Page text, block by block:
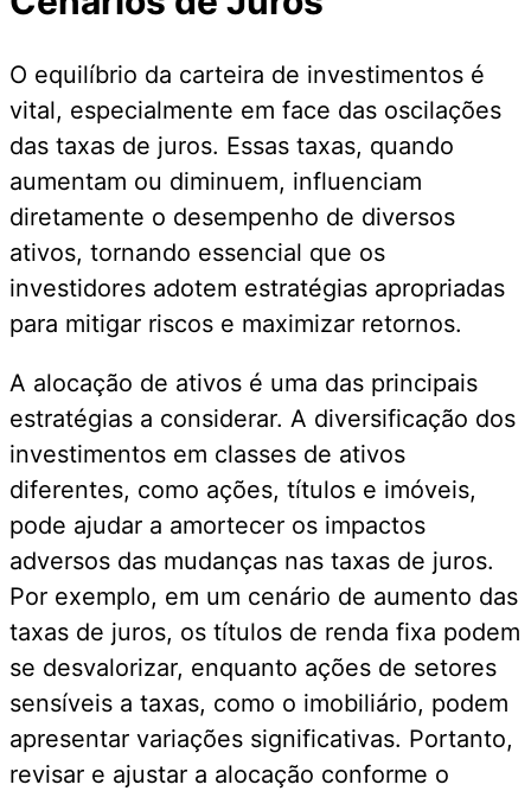
O equilíbrio da carteira de investimentos é
vital, especialmente em face das oscilações
das taxas de juros. Essas taxas, quando
aumentam ou diminuem, influenciam
diretamente o desempenho de diversos
ativos, tornando essencial que os
investidores adotem estratégias apropriadas
para mitigar riscos e maximizar retornos.
A alocação de ativos é uma das principais
estratégias a considerar. A diversificação dos
investimentos em classes de ativos
diferentes, como ações, títulos e imóveis,
pode ajudar a amortecer os impactos
adversos das mudanças nas taxas de juros.
Por exemplo, em um cenário de aumento das
taxas de juros, os títulos de renda fixa podem
se desvalorizar, enquanto ações de setores
sensíveis a taxas, como o imobiliário, podem
apresentar variações significativas. Portanto,
revisar e ajustar a alocação conforme o